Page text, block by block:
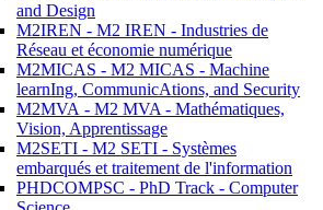
and Design
M2IREN - M2 IREN - Industries de
Réseau et économie numérique
M2MICAS - M2 MICAS - Machine
learnIng, CommunicAtions, and Security
M2MVA - M2 MVA - Mathématiques,
Vision, Apprentissage
M2SETI - M2 SETI - Systèmes
embarqués et traitement de l'information
PHDCOMPSC - PhD Track - Computer